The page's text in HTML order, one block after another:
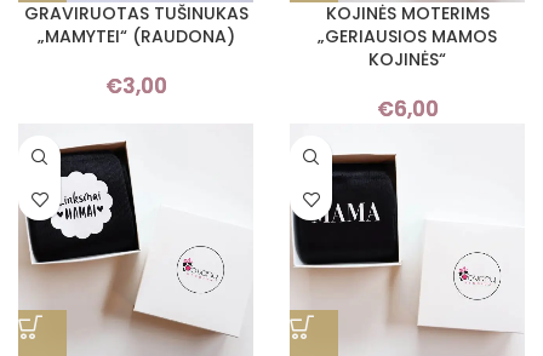
GRAVIRUOTAS TUŠINUKAS
„MAMYTEI“ (RAUDONA)
€3,00
KOJINĖS MOTERIMS
„GERIAUSIOS MAMOS
KOJINĖS“
€6,00